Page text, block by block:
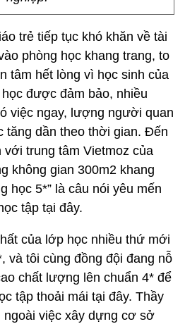
trẻ tiếp tục khó khăn về tài
phòng học khang trang, to
tâm hết lòng vì học sinh của
được đảm bảo, nhiều
việc ngay, lượng người quan
tăng dần theo thời gian. Đến
với trung tâm Vietmoz của
không gian 300m2 khang
học 5*” là câu nói yêu mến
tập tại đây.
của lớp học nhiều thứ mới
và tôi cùng đồng đội đang nỗ
chất lượng lên chuẩn 4* để
tập thoải mái tại đây. Thầy
ngoài việc xây dựng cơ sở